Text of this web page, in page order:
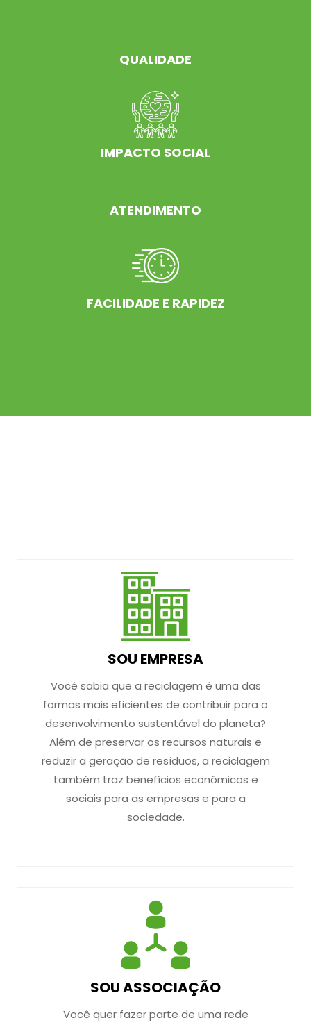
QUALIDADE
IMPACTO SOCIAL
ATENDIMENTO
FACILIDADE E RAPIDEZ
SOU EMPRESA
Você sabia que a reciclagem é uma das
formas mais eficientes de contribuir para o
desenvolvimento sustentável do planeta?
Além de preservar os recursos naturais e
reduzir a geração de resíduos, a reciclagem
também traz benefícios econômicos e
sociais para as empresas e para a
sociedade.
SOU ASSOCIAÇÃO
Você quer fazer parte de uma rede